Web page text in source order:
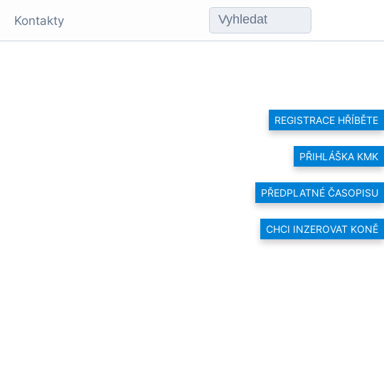
REGISTRACE HŘÍBĚTE
PŘIHLÁŠKA KMK
PŘEDPLATNÉ ČASOPISU
CHCI INZEROVAT KONĚ
Kontakty